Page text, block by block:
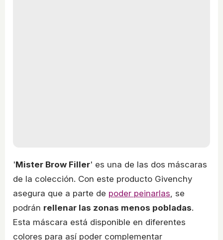
'Mister Brow Filler' es una de las dos máscaras
de la colección. Con este producto Givenchy
asegura que a parte de poder peinarlas, se
podrán rellenar las zonas menos pobladas.
Esta máscara está disponible en diferentes
colores para así poder complementar